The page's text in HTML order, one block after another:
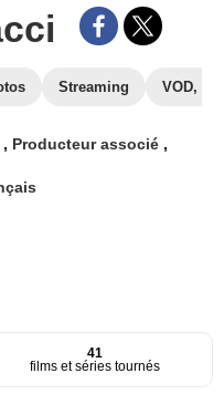
Streaming VOD,
, Producteur associé ,
41
films et séries tournés